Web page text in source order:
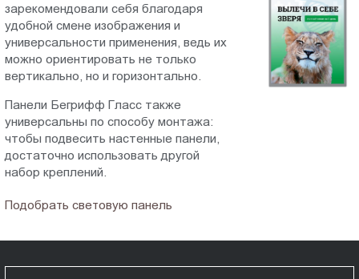
зарекомендовали себя благодаря
удобной смене изображения и
универсальности применения, ведь их
можно ориентировать не только
вертикально, но и горизонтально.
Панели Бегрифф Гласс также
универсальны по способу монтажа:
чтобы подвесить настенные панели,
достаточно использовать другой
набор креплений.
Подобрать световую панель
Сб.,
Вс.:
выходной